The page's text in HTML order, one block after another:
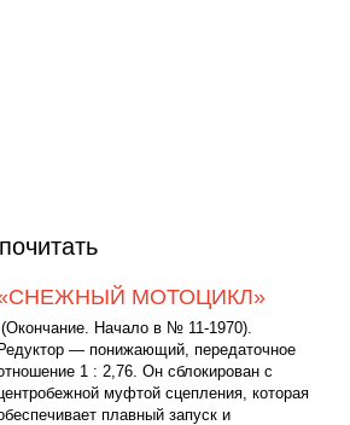
МОТОЦИКЛ»
(Окончание. Начало в № 11-1970).
Редуктор — понижающий, передаточное
1 : 2,76. Он сблокирован с
муфтой сцепления, которая
плавный запуск и